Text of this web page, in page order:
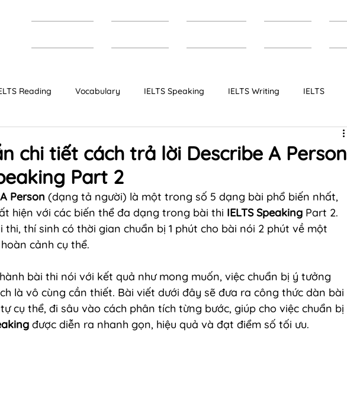
Reading Vocabulary IELTS Speaking IELTS Writing IELTS
chi tiết cách trả lời Describe A Person
Part 2
Person (dạng tả người) là một trong số 5 dạng bài phổ biến nhất,
hiện với các biến thể đa dạng trong bài thi IELTS Speaking Part 2.
thi, thí sinh có thời gian chuẩn bị 1 phút cho bài nói 2 phút về một
cảnh cụ thể.
bài thi nói với kết quả như mong muốn, việc chuẩn bị ý tưởng
là vô cùng cần thiết. Bài viết dưới đây sẽ đưa ra công thức dàn bài
cụ thể, đi sâu vào cách phân tích từng bước, giúp cho việc chuẩn bị
được diễn ra nhanh gọn, hiệu quả và đạt điểm số tối ưu.